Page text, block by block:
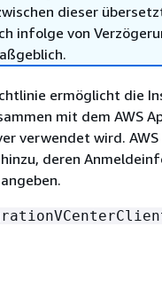
dieser
infolge von
ermöglicht die
mit dem AWS
verwendet wird.
deren